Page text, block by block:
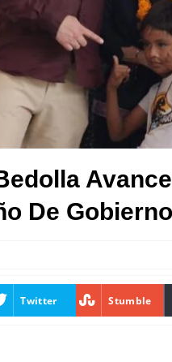
De
Twitter Stumble